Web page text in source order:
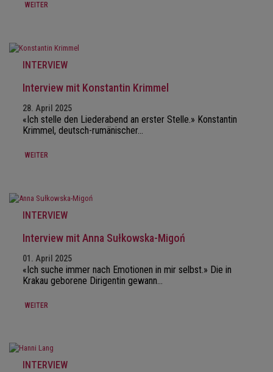
WEITER
INTERVIEW
Interview mit Konstantin Krimmel
28. April 2025
«Ich stelle den Liederabend an erster Stelle.» Konstantin
Krimmel, deutsch-rumänischer…
WEITER
INTERVIEW
Interview mit Anna Sułkowska-Migoń
01. April 2025
«Ich suche immer nach Emotionen in mir selbst.» Die in
Krakau geborene Dirigentin gewann…
WEITER
INTERVIEW